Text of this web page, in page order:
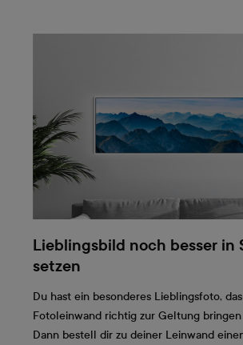
Lieblingsbild noch besser in
setzen
Du hast ein besonderes Lieblingsfoto,
Fotoleinwand richtig zur Geltung
Dann bestell dir zu deiner Leinwand